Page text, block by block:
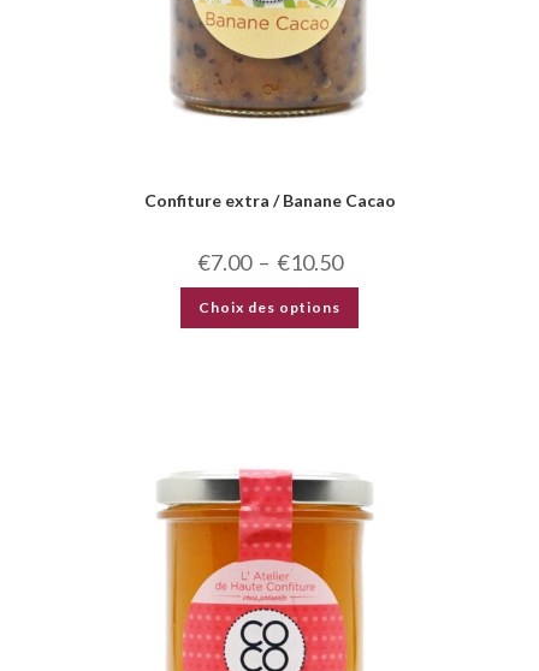
Confiture extra / Banane Cacao
€7.00 – €10.50
Choix des options